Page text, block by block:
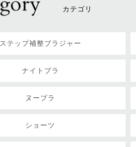
カテゴリ
ステップ補整ブラジャー
ナイトブラ
ヌーブラ
ショーツ